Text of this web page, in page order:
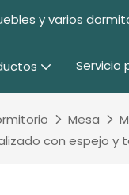
y varios
Servicio
Mesa
con espejo y